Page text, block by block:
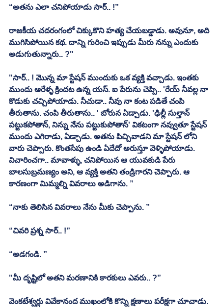
“అతను ఎలా చనిపోయాడు సార్.. !”
రాజకీయ చదరంగంలో చిక్కుకొని హత్య చేయబడ్డాడు. అవునూ, అది
ముగిసిపోయిన కథ. దాన్ని గురించి ఇప్పుడు మీరు నన్ను ఎందుకు
అడుగుతున్నారు.. ?"
"సార్.. ! మొన్న మా స్టేషన్ ముందుకు ఒక వ్యక్తి వచ్చాడు. ఇంతకు
ముందు ఆరేళ్ళ క్రిందట ఉన్న యస్. ఐ పేరును చెప్పి.. 'రేయ్ నీవల్ల నా
కొడుకు చచ్చిపోయాడు. నీచుడా.. నీవు నా కంట పడితే చంపి
తీరుతాను. చంపి తీరుతాను.. ' బోరున ఏడ్చాడు. 'ఢిల్లీ సుల్తాన్
పట్టుకపోతాన్, నిన్ను నేను పట్టుకుపోతాన్' వికటంగా నవ్వుతూ స్టేషన్
ముందు ఎగిరాడు, ఏడ్చాడు. అతను పిచ్చివాడని మా స్టేషన్ లోని
వారు చెప్పారు. కొంతసేపు ఉండి ఏదేదో అరుస్తూ వెళ్ళిపోయాడు.
విచారించగా.. మావాళ్ళు, చనిపోయిన ఆ యువకుడి పేరు
బాలసుబ్రమణ్యం అని, ఆ వ్యక్తి అతని తండ్రిగారని చెప్పారు. ఆ
కారణంగా మిమ్మల్ని వివరాలు అడిగాను. ”
“నాకు తెలిసిన వివరాలు నేను మీకు చెప్పాను. ”
“చివరి ప్రశ్న సార్.. !”
“అడగండి. ”
"మీ దృష్టిలో అతని మరణానికి కారకులు ఎవరు.. ?”
వెంకటేశ్వర్లు వివేకానంద ముఖంలోకి కొన్ని క్షణాలు పరీక్షగా చూచాడు.